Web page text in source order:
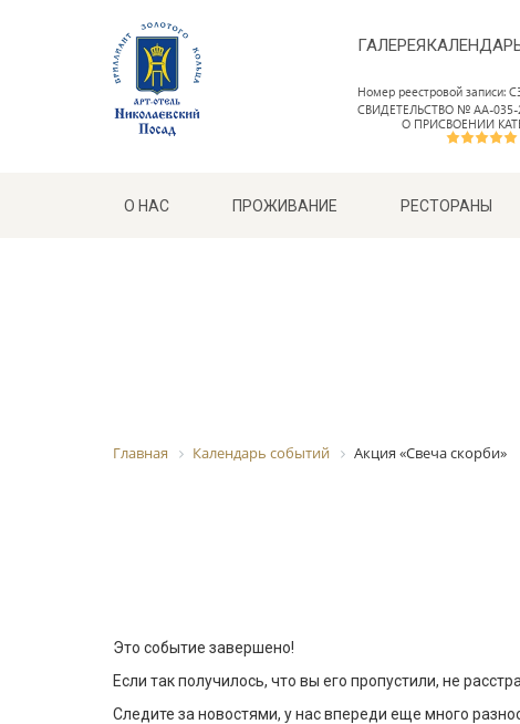
ГАЛЕРЕЯ
Номер реестровой записи:
СВИДЕТЕЛЬСТВО № АА-035-
О ПРИСВОЕНИИ
О НАС ПРОЖИВАНИЕ РЕСТОРАНЫ
Главная Календарь событий Акция «Свеча скорби»
Это событие завершено!
Если так получилось, что вы его пропустили, не
Следите за новостями, у нас впереди еще много